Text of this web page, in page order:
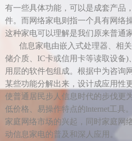
有一些具体功能，可以是成套产品
件。而网络家电则指一个具有网络
这种家电可以理解是我们原来普通
信息家电由嵌入式处理器、相
储介质、IC卡或信用卡等读取设备)
用层的软件包组成。根据中为咨询
某些功能分解出来，设计成应用性
使普通居民步人信息时代的步伐更
低价格、易操作特点的lnternet工具
家庭网络市场的兴起，同时家庭网
动信息家电的普及和深人应用。